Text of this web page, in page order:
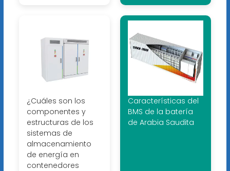
¿Cuáles son los
componentes y
estructuras de los
sistemas de
almacenamiento
de energía en
contenedores
Características del
BMS de la batería
de Arabia Saudita